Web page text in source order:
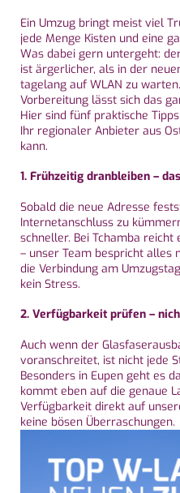
Ein Umzug bringt meist viel
jede Menge Kisten und eine
Was dabei gern untergeht:
ist ärgerlicher, als in der
tagelang auf WLAN zu
Vorbereitung lässt sich das
Hier sind fünf praktische
Ihr regionaler Anbieter aus
kann.
1. Frühzeitig dranbleiben –
Sobald die neue Adresse
Internetanschluss zu
schneller. Bei Tchamba
– unser Team bespricht alles
die Verbindung am
kein Stress.
2. Verfügbarkeit prüfen –
Auch wenn der
voranschreitet, ist nicht jede
Besonders in Eupen geht es
kommt eben auf die genaue
Verfügbarkeit direkt auf
keine bösen Überraschungen.